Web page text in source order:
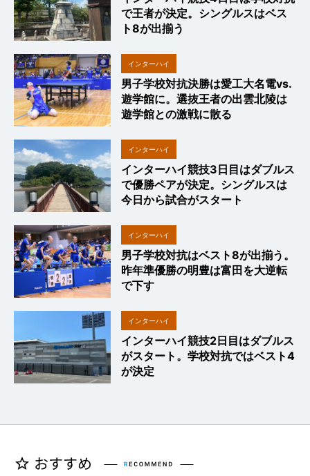
で王者が決定。シングルスはベス
ト8が出揃う
インターハイ
2024
男子学校対抗決勝は愛工大名電vs.
遊学館に。選抜王者の出雲北陵は
遊学館との激戦に散る
インターハイ
2024
インターハイ競技3日目はダブルス
で優勝ペアが決定。シングルスは
今日から試合がスタート
インターハイ
2024
男子学校対抗はベスト8が出揃う。
昨年準優勝の明豊は富田を大逆転
で下す
インターハイ
2024
インターハイ競技2日目はダブルス
がスタート。学校対抗ではベスト4
が決定